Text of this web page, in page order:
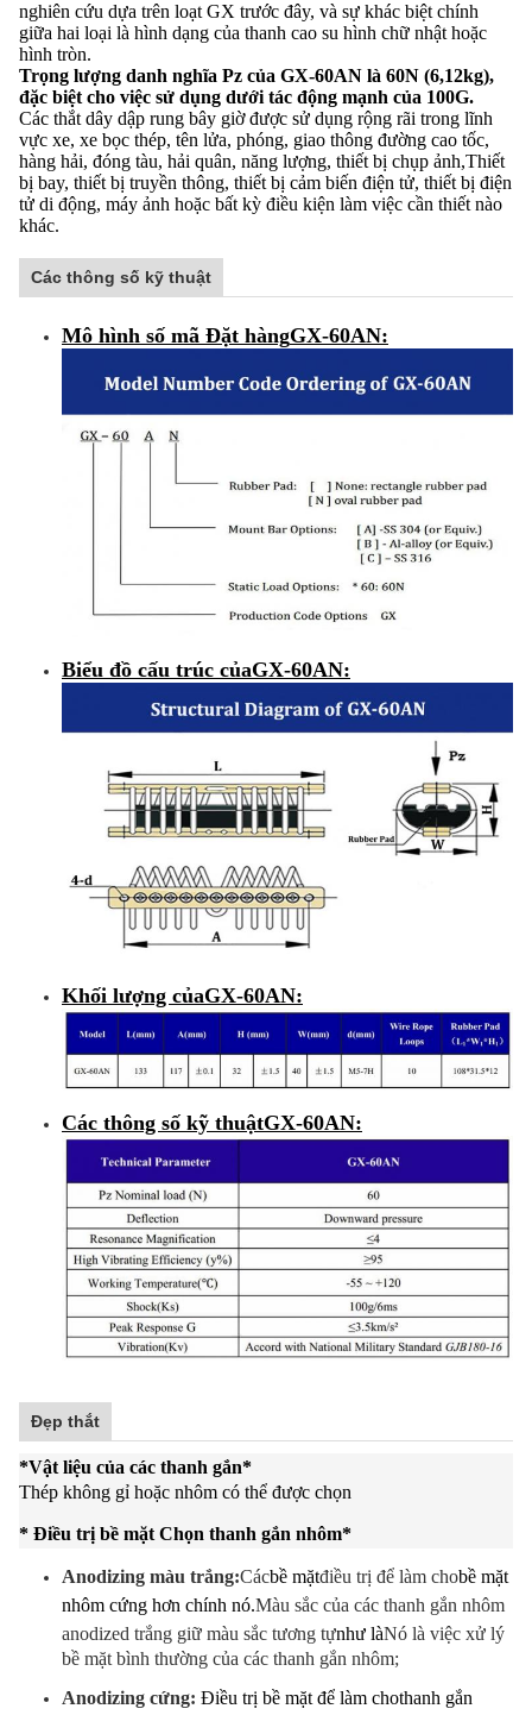
nghiên cứu dựa trên loạt GX trước đây, và sự khác biệt chính
giữa hai loại là hình dạng của thanh cao su hình chữ nhật hoặc
hình tròn.
Trọng lượng danh nghĩa Pz của GX-60AN là 60N (6,12kg),
đặc biệt cho việc sử dụng dưới tác động mạnh của 100G.
Các thắt dây dập rung bây giờ được sử dụng rộng rãi trong lĩnh
vực xe, xe bọc thép, tên lửa, phóng, giao thông đường cao tốc,
hàng hải, đóng tàu, hải quân, năng lượng, thiết bị chụp ảnh,Thiết
bị bay, thiết bị truyền thông, thiết bị cảm biến điện tử, thiết bị điện
tử di động, máy ảnh hoặc bất kỳ điều kiện làm việc cần thiết nào
khác.
Các thông số kỹ thuật
Mô hình số mã Đặt hàngGX-60AN:
Biểu đồ cấu trúc củaGX-60AN:
Khối lượng củaGX-60AN:
Các thông số kỹ thuậtGX-60AN:
Đẹp thắt
*Vật liệu của các thanh gắn*
Thép không gỉ hoặc nhôm có thể được chọn
* Điều trị bề mặt Chọn thanh gắn nhôm*
Anodizing màu trắng:Cácbề mặtđiều trị để làm chobề mặt
nhôm cứng hơn chính nó.Màu sắc của các thanh gắn nhôm
anodized trắng giữ màu sắc tương tựnhư làNó là việc xử lý
bề mặt bình thường của các thanh gắn nhôm;
Anodizing cứng: Điều trị bề mặt để làm chothanh gắn